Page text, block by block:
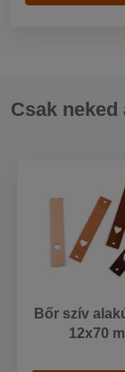
Csak neked
Bőr szív
12x70